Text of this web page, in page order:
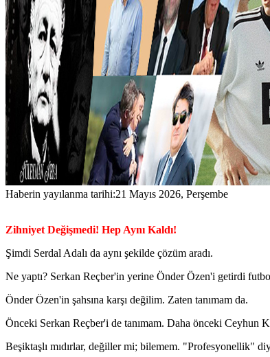
Haberin yayılanma tarihi:21 Mayıs 2026, Perşembe
Zihniyet Değişmedi! Hep Aynı Kaldı!
Şimdi Serdal Adalı da aynı şekilde çözüm aradı.
Ne yaptı? Serkan Reçber'in yerine Önder Özen'i getirdi
Önder Özen'in şahsına karşı değilim. Zaten tanımam da.
Önceki Serkan Reçber'i de tanımam. Daha önceki Ceyhun
Beşiktaşlı mıdırlar, değiller mi; bilemem. "Profesyonellik"